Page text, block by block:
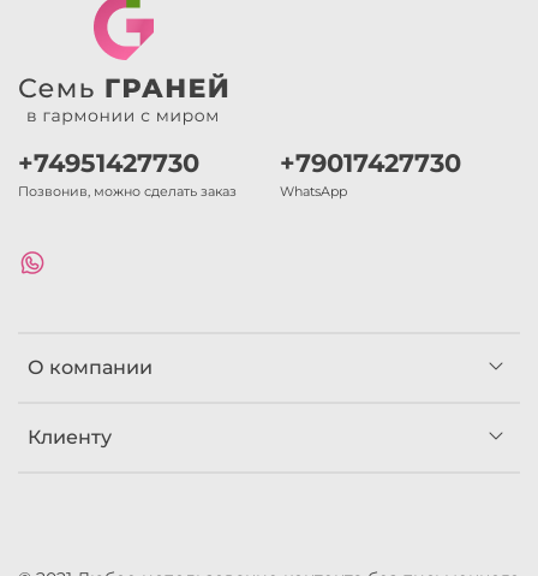
О компании
Клиенту
+74951427730
Позвонив, можно сделать заказ
+79017427730
WhatsApp